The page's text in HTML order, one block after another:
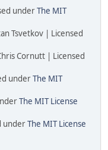
underThe MIT
Tsvetkov | Licensed
Cornutt | Licensed
underThe MIT
The MIT License
underThe MIT License